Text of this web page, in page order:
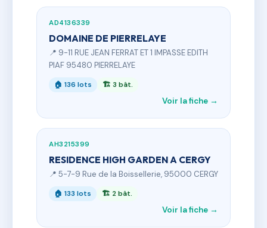
AD4136339
DOMAINE DE PIERRELAYE
📍 9-11 RUE JEAN FERRAT ET 1 IMPASSE EDITH
PIAF 95480 PIERRELAYE
🏠 136 lots 🏗 3 bât.
Voir la fiche →
AH3215399
RESIDENCE HIGH GARDEN A CERGY
📍 5-7-9 Rue de la Boissellerie, 95000 CERGY
🏠 133 lots 🏗 2 bât.
Voir la fiche →